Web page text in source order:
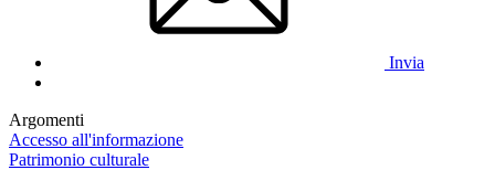
Invia
Argomenti
Accesso all'informazione
Patrimonio culturale